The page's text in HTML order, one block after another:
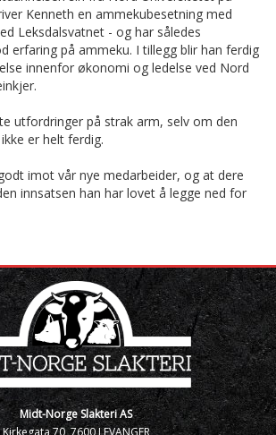
Kenneth en ammekubesetning med
Leksdalsvatnet - og har således
erfaring på ammeku. I tillegg blir han ferdig
innenfor økonomi og ledelse ved Nord
utfordringer på strak arm, selv om den
er helt ferdig.
imot vår nye medarbeider, og at dere
innsatsen han har lovet å legge ned for
Midt-Norge Slakteri AS